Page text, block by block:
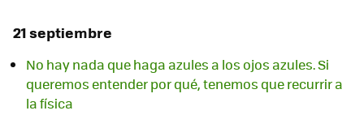
21 septiembre
No hay nada que haga azules a los ojos azules. Si
queremos entender por qué, tenemos que recurrir a
la física